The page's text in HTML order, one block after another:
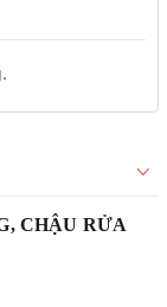
CHẬU RỬA